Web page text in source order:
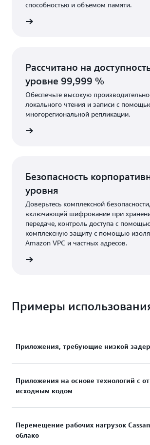
способностью и объемом памяти.
Рассчитано на
уровне 99,999 %
Обеспечьте высокую
локального чтения и записи с
многорегиональной репликации.
Безопасность
уровня
Доверьтесь комплексной безопасности,
включающей шифрование при
передаче, контроль доступа с
комплексную защиту с помощью
Amazon VPC и частных адресов.
Примеры
Приложения, требующие низкой
Высокоскоростная обработка
обеспечивает работу приложений,
для обслуживания промышленного
оборудования, мониторинга
Приложения на основе технологий с
исходным кодом
Создавайте приложения в AWS,
драйверы и API Cassandra с
Перемещение рабочих нагрузок
облако